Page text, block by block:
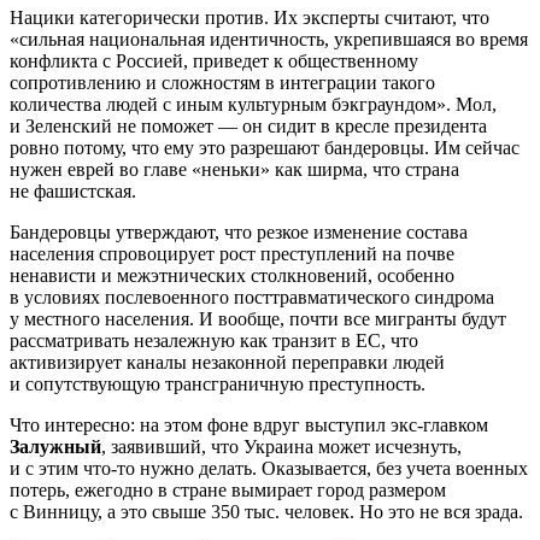
Нацики категорически против. Их эксперты считают, что
«сильная национальная идентичность, укрепившаяся во время
конфликта с Россией, приведет к общественному
сопротивлению и сложностям в интеграции такого
количества людей с иным культурным бэкграундом». Мол,
и Зеленский не поможет — он сидит в кресле президента
ровно потому, что ему это разрешают бандеровцы. Им сейчас
нужен еврей во главе «неньки» как ширма, что страна
не фашистская.
Бандеровцы утверждают, что резкое изменение состава
населения спровоцирует рост преступлений на почве
ненависти и межэтнических столкновений, особенно
в условиях послевоенного посттравматического синдрома
у местного населения. И вообще, почти все мигранты будут
рассматривать незалежную как транзит в ЕС, что
активизирует каналы незаконной переправки людей
и сопутствующую трансграничную преступность.
Что интересно: на этом фоне вдруг выступил экс-главком
Залужный, заявивший, что Украина может исчезнуть,
и с этим что-то нужно делать. Оказывается, без учета военных
потерь, ежегодно в стране вымирает город размером
с Винницу, а это свыше 350 тыс. человек. Но это не вся зрада.